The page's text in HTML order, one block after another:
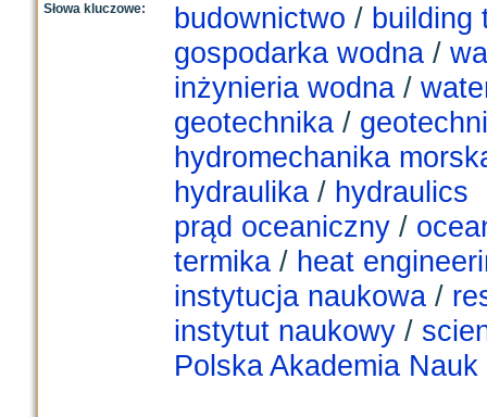
Słowa kluczowe: budownictwo / building
gospodarka wodna/
inżynieria wodna/
geotechnika/
hydromechanika
hydraulika/ hydraulics
prąd oceaniczny/
termika/ heat
instytucja naukowa/
instytut naukowy/
Polska Akademia Nauk